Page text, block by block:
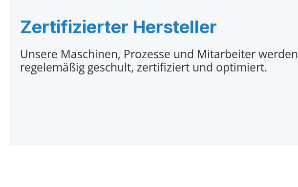
Zertifizierter Hersteller
Unsere Maschinen, Prozesse und Mitarbeiter werden
regelemäßig geschult, zertifiziert und optimiert.